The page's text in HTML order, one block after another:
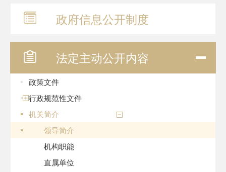
政府信息公开制度
法定主动公开内容
政策文件
行政规范性文件
机关简介
领导简介
机构职能
直属单位